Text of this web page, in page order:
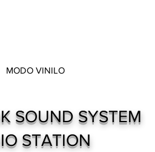
MODO VINILO
SOUND SYSTEM
STATION